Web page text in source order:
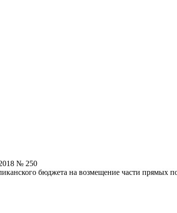
№ 250
бюджета на возмещение части прямых